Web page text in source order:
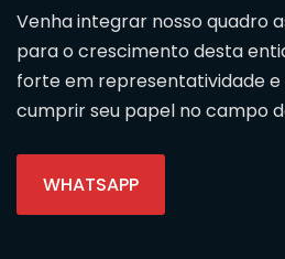
Venha integrar nosso quadro
para o crescimento desta
forte em representatividade
cumprir seu papel no campo
WHATSAPP